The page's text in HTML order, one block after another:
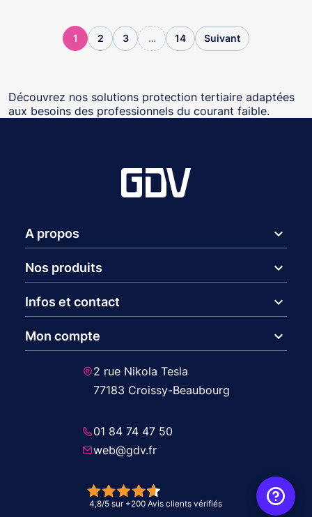
1 2 3 … 14 Suivant
Découvrez nos solutions protection tertiaire adaptées
aux besoins des professionnels du courant faible.
A propos expand_more
Nos produits expand_more
Infos et contact expand_more
Mon compte expand_more
2 rue Nikola Tesla
77183 Croissy-Beaubourg
01 84 74 47 50
web@gdv.fr